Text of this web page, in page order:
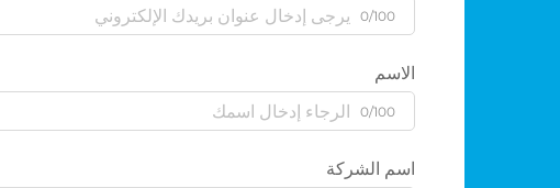
0/100
الاسم
0/100
اسم الشركة